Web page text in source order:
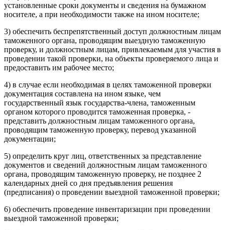
установленные сроки документы и сведения на бумажном
носителе, а при необходимости также на ином носителе;
3) обеспечить беспрепятственный доступ должностным лицам
таможенного органа, проводящим выездную таможенную
проверку, и должностным лицам, привлекаемым для участия в
проведении такой проверки, на объекты проверяемого лица и
предоставить им рабочее место;
4) в случае если необходимая в целях таможенной проверки
документация составлена на ином языке, чем
государственный язык государства-члена, таможенным
органом которого проводится таможенная проверка, -
представить должностным лицам таможенного органа,
проводящим таможенную проверку, перевод указанной
документации;
5) определить круг лиц, ответственных за представление
документов и сведений должностным лицам таможенного
органа, проводящим таможенную проверку, не позднее 2
календарных дней со дня предъявления решения
(предписания) о проведении выездной таможенной проверки;
6) обеспечить проведение инвентаризации при проведении
выездной таможенной проверки;